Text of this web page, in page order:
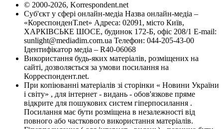
© 2000-2026, Korrespondent.net
Суб'єкт у сфері онлайн-медіа Назва онлайн-медіа –
«КореспонденТ.net» Адреса: 02091, місто Київ,
ХАРКІВСЬКЕ ШОСЕ, будинок 172-Б, офіс 208/1 E-mail:
sunlight@mediadim.com.ua Телефон: 044-205-43-00
Ідентифікатор медіа – R40-06068
Використання будь-яких матеріалів, розміщених на
сайті, дозволяється за умови посилання на
Корреспондент.net.
При копіюванні матеріалів зі сторінки « Новини України
і світу» , для інтернет - видань - обов'язкове пряме
відкрите для пошукових систем гіперпосилання .
Посилання має бути розміщена в незалежності від
повного або часткового використання матеріалів.